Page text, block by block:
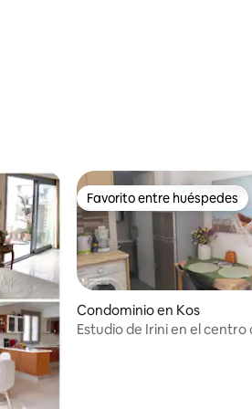
Favorito entre huéspedes
Favorito entre huéspedes
Condominio en Kos
Estudio de Irini en el centro